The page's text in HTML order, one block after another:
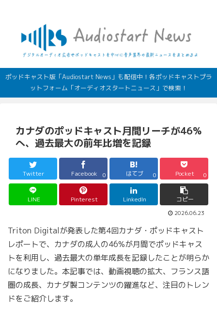
ポッドキャスト版「Audiostart News」も配信中！各ポッドキャストプラ
ットフォーム「オーディオスタートニュース」で検索！
カナダのポッドキャスト月間リーチが46%
へ、過去最大の前年比増を記録
Twitter Facebook 0 はてブ 0 Pocket 0
LINE Pinterest LinkedIn コピー
2026.06.23
Triton Digitalが発表した第4回カナダ・ポッドキャスト
レポートで、カナダの成人の46%が月間でポッドキャス
トを利用し、過去最大の単年成長を記録したことが明らか
になりました。本記事では、動画視聴の拡大、フランス語
圏の成長、カナダ製コンテンツの躍進など、注目のトレン
ドをご紹介します。